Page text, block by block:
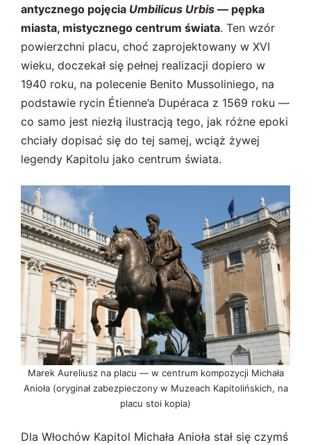
antycznego pojęcia Umbilicus Urbis — pępka
miasta, mistycznego centrum świata. Ten wzór
powierzchni placu, choć zaprojektowany w XVI
wieku, doczekał się pełnej realizacji dopiero w
1940 roku, na polecenie Benito Mussoliniego, na
podstawie rycin Étienne’a Dupéraca z 1569 roku —
co samo jest niezłą ilustracją tego, jak różne epoki
chciały dopisać się do tej samej, wciąż żywej
legendy Kapitolu jako centrum świata.
Marek Aureliusz na placu — w centrum kompozycji Michała
Anioła (oryginał zabezpieczony w Muzeach Kapitolińskich, na
placu stoi kopia)
Dla Włochów Kapitol Michała Anioła stał się czymś